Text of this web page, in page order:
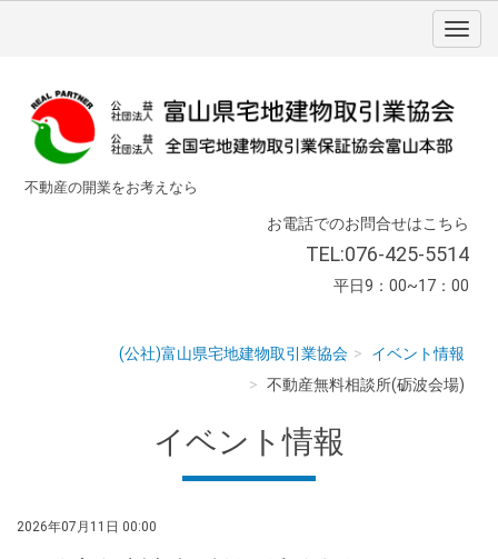
不動産の開業をお考えなら
お電話でのお問合せはこちら
TEL:076-425-5514
平日9：00~17：00
(公社)富山県宅地建物取引業協会
イベント情報
不動産無料相談所(砺波会場)
イベント情報
2026年07月11日 00:00